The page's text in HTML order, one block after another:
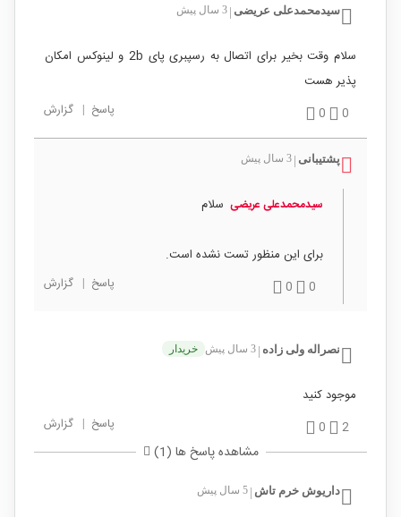
سیدمحمدعلی عریضی | 3 سال پیش
سلام وقت بخیر برای اتصال به رسپبری پای 2b و لینوکس امکان
پذیر هست
0
0 پاسخ | گزارش
پشتیبانی | 3 سال پیش
سیدمحمدعلی عریضی سلام
برای این منظور تست نشده است.
0
0 پاسخ | گزارش
نصراله ولی زاده | 3 سال پیش خریدار
موجود کنید
2
0 پاسخ | گزارش
مشاهده پاسخ ها (1)
داریوش خرم تاش | 5 سال پیش